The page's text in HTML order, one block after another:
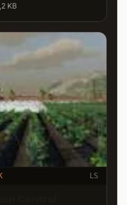
KB
LS